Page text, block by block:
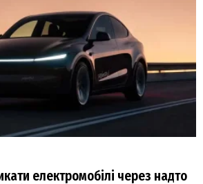
електромобілі через надто